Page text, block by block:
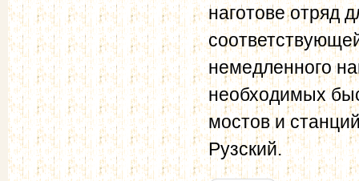
наготове отряд
немедленного
необходимых
мостов и
Рузский.